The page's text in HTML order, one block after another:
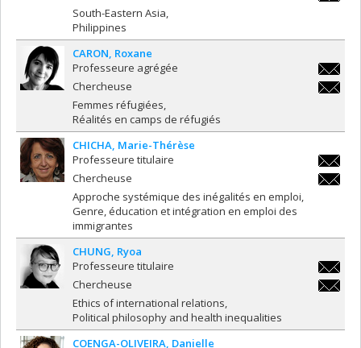
South-Eastern Asia
Philippines
CARON Roxane
Professeure agrégée
Chercheuse
Femmes réfugiées
Réalités en camps de réfugiés
CHICHA Marie-Thérèse
marie-
Professeure titulaire
Chercheuse
Approche systémique des inégalités en emploi
Genre, éducation et intégration en emploi des
immigrantes
CHUNG Ryoa
Professeure titulaire
Chercheuse
Ethics of international relations
Political philosophy and health inequalities
COENGA-OLIVEIRA Danielle